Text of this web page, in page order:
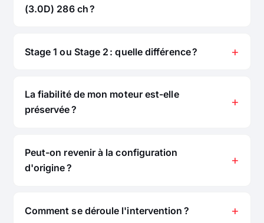
(3.0D) 286 ch ?
Stage 1 ou Stage 2 : quelle différence ?
La fiabilité de mon moteur est-elle
préservée ?
Peut-on revenir à la configuration
d'origine ?
Comment se déroule l'intervention ?